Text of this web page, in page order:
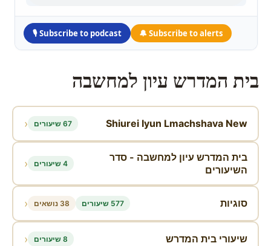
🎙 Subscribe to podcast 🔔 Subscribe to alerts
בית המדרש עיון למחשבה
Shiurei Iyun Lmachshava New 67 שיעורים ‹
בית המדרש עיון למחשבה - סדר
השיעורים
4 שיעורים ‹
סוגיות 577 שיעורים 38 נושאים ‹
שיעורי בית המדרש 8 שיעורים ‹